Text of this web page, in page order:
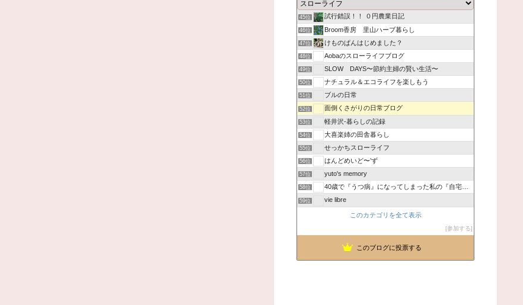
45位 試行錯誤！！ ０円農業日記
46位 Broom香房 里山ハーブ暮らし
47位 けものぱんはじめました？
48位 Aobaのスローライフブログ
49位 SLOW DAYS〜節約主婦の賢い生活〜
50位 ナチュラル＆エコライフを楽しもう
51位 ブルの日常
52位 面倒くさがりの日常ブログ
53位 軽井沢-暮らしの記録
54位 大喜楽姉の田舎暮らし
55位 せっかちスローライフ
56位 はんどめいど〜’ず
57位 yuto's memory
58位 40歳で『うつ病』になってしまった私の『自宅でも稼いでいる仕
59位 vie libre
このカテゴリを全て表示
参加する
このブログに投票する